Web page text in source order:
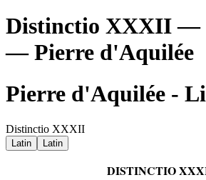
Distinctio XXXII
— Pierre d'Aquilée
Pierre d'Aquilée -
Distinctio XXXII
Latin Latin
DISTINCTIO